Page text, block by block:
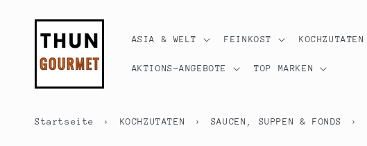
ASIA & WELT FEINKOST KOCHZUTATEN
AKTIONS-ANGEBOTE TOP MARKEN
Startseite › KOCHZUTATEN › SAUCEN, SUPPEN & FONDS ›